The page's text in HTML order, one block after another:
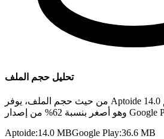
تحليل حجم الملف
من حيث حجم الملف، يوفر Aptoide أصغر إصدار بحجم 14.0 MB،
Aptoide:14.0 MBGoogle Play:36.6 MB